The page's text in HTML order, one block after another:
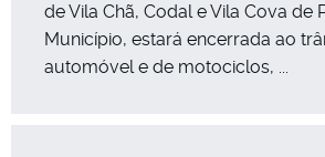
de Vila Chã, Codal e Vila Cova de
Município, estará encerrada ao
automóvel e de motociclos, ...